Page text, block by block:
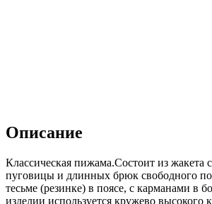
Описание
Классическая пижама.Состоит из жакета
пуговицы и длинных брюк свободного
тесьме (резинке) в поясе, с карманами в
изделии используется кружево высокого